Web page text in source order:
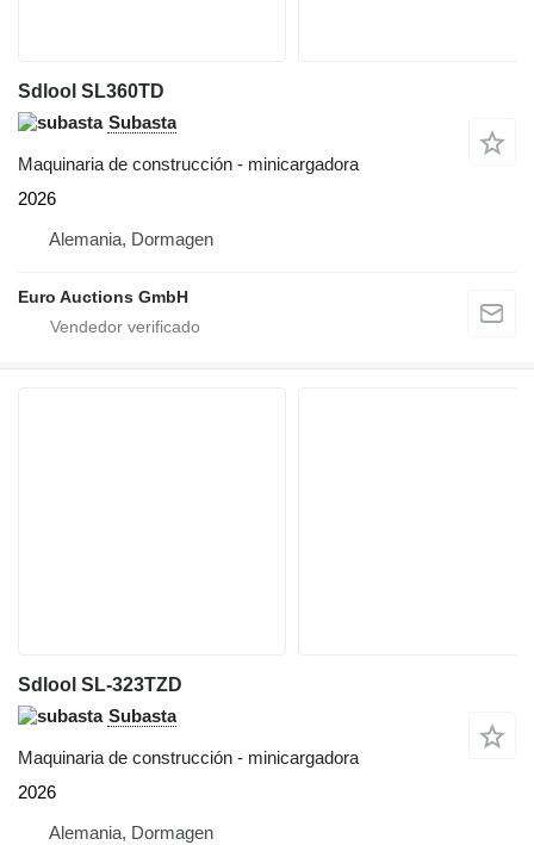
Sdlool SL360TD
Subasta
Maquinaria de construcción - minicargadora
2026
Alemania, Dormagen
Euro Auctions GmbH
Sdlool SL-323TZD
Subasta
Maquinaria de construcción - minicargadora
2026
Alemania, Dormagen